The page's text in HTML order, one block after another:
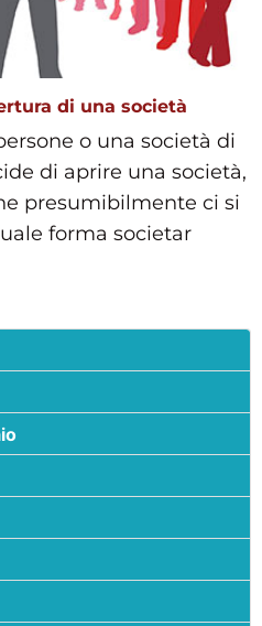
di una società
o una società di
di aprire una società,
presumibilmente ci si
forma societar